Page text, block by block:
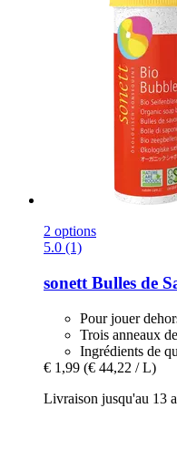
2 options
5.0 (1)
sonett Bulles de
Pour jouer
Trois anneaux
Ingrédients de
€ 1,99 (€ 44,22 / L)
Livraison jusqu'au 13